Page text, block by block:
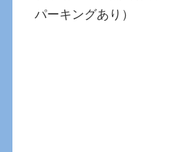
パーキングあり）